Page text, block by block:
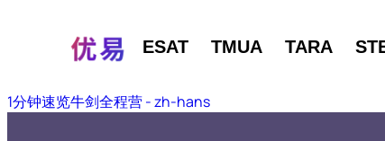
ESAT TMUA TARA
1分钟速览牛剑全程营 - zh-hans